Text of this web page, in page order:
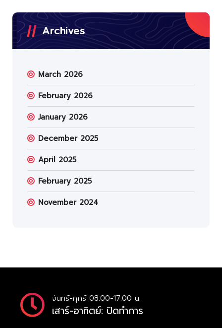
Archives
March 2026
February 2026
January 2026
December 2025
April 2025
February 2025
November 2024
จันทร์-ศุกร์ 08.00-17.00 น.
เสาร์-อาทิตย์: ปิดทำการ